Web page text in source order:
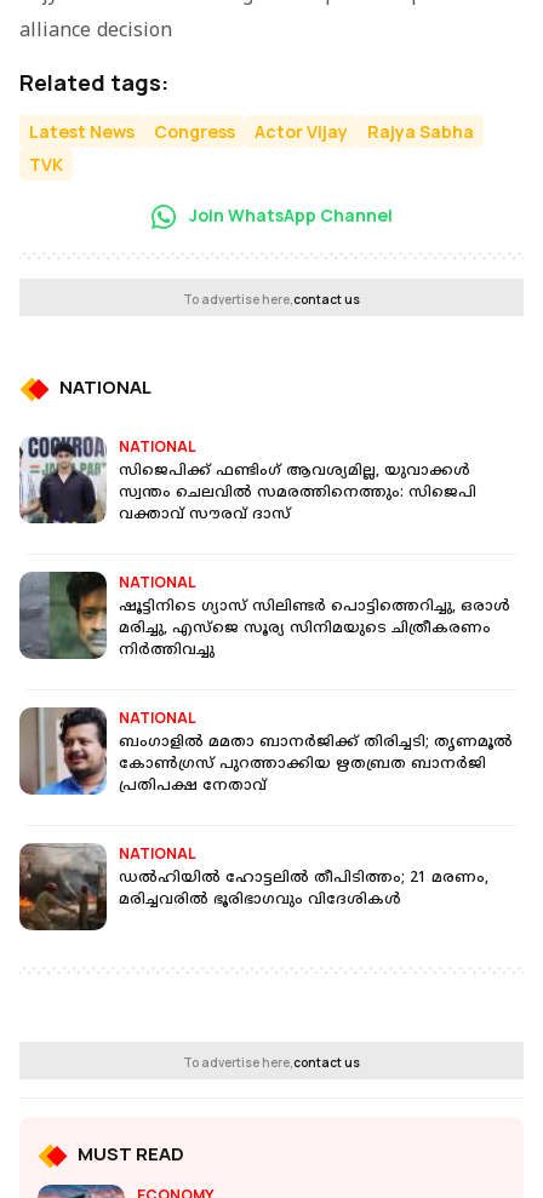
alliance decision
Related tags:
Latest News Congress Actor Vijay
Rajya Sabha
TVK
Join WhatsApp Channel
To advertise here,contact us
NATIONAL
NATIONAL
സിജെപിക്ക് ഫണ്ടിംഗ് ആവശ്യമില്ല, യുവാക്കള്‍
സ്വന്തം ചെലവില്‍ സമരത്തിനെത്തും: സിജെപി
വക്താവ് സൗരവ് ദാസ്
NATIONAL
ഷൂട്ടിനിടെ ​ഗ്യാസ് സിലിണ്ടർ പൊട്ടിത്തെറിച്ചു, ഒരാൾ
മരിച്ചു, എസ്ജെ സൂര്യ സിനിമയുടെ ചിത്രീകരണം
നിര്‍ത്തിവച്ചു
NATIONAL
ബംഗാളിൽ മമതാ ബാനർജിക്ക് തിരിച്ചടി; തൃണമൂൽ
കോൺഗ്രസ് പുറത്താക്കിയ ഋതബ്രത ബാനർജി
പ്രതിപക്ഷ നേതാവ്
NATIONAL
ഡല്‍ഹിയില്‍ ഹോട്ടലില്‍ തീപിടിത്തം; 21 മരണം,
മരിച്ചവരിൽ ഭൂരിഭാഗവും വിദേശികൾ
To advertise here,contact us
MUST READ